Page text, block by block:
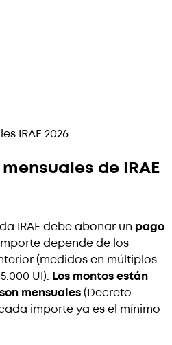
IRAE 2026
de IRAE
IRAE debe abonar un pago
depende de los
(medidos en múltiplos
UI). Los montos están
mensuales(Decreto
importe ya es el mínimo